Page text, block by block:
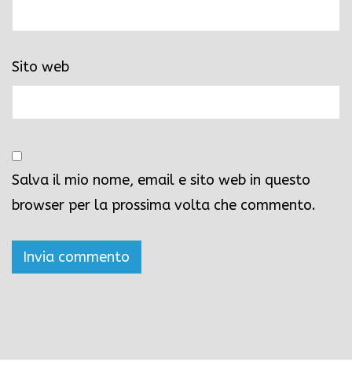
Sito web
Salva il mio nome, email e sito web in questo
browser per la prossima volta che commento.